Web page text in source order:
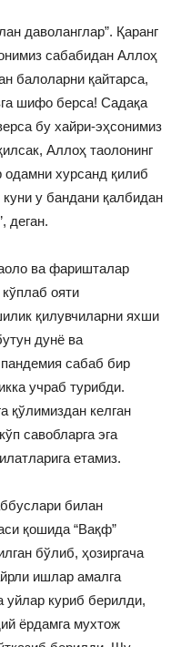
даволанглар”. Қаранг
сабабидан Аллоҳ
балоларни қайтарса,
шифо берса! Садақа
бу хайри-эҳсонимиз
Аллоҳ таолонинг
хурсанд қилиб
куни у бандани қалбидан
деган.
ва фаришталар
ояти
қилувчиларни яхши
дунё ва
сабаб бир
учраб турибди.
қўлимиздан келган
савобларга эга
етамиз.
билан
қошида “Вақф”
бўлиб, ҳозиргача
ишлар амалга
уйлар куриб берилди,
ёрдамга мухтож